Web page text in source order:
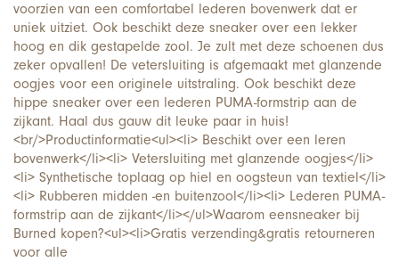
voorzien van een comfortabel lederen bovenwerk dat er
uniek uitziet. Ook beschikt deze sneaker over een lekker
hoog en dik gestapelde zool. Je zult met deze schoenen dus
zeker opvallen! De vetersluiting is afgemaakt met glanzende
oogjes voor een originele uitstraling. Ook beschikt deze
hippe sneaker over een lederen PUMA-formstrip aan de
zijkant. Haal dus gauw dit leuke paar in huis!
<br/>Productinformatie<ul><li> Beschikt over een leren
bovenwerk</li><li> Vetersluiting met glanzende oogjes</li>
<li> Synthetische toplaag op hiel en oogsteun van textiel</li>
<li> Rubberen midden -en buitenzool</li><li> Lederen PUMA-
formstrip aan de zijkant</li></ul>Waarom een​​sneaker bij
Burned kopen?<ul><li>Gratis verzending&gratis retourneren
voor alle